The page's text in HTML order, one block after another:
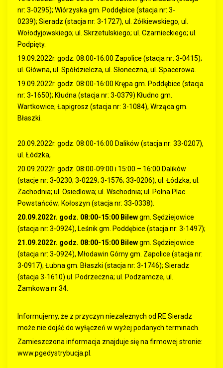
nr: 3-0295); Wiórzyska gm. Poddębice (stacja nr: 3-
0239); Sieradz (stacja nr: 3-1727), ul. Żółkiewskiego, ul.
Wołodyjowskiego; ul. Skrzetulskiego; ul. Czarnieckiego; ul.
Podpięty.
19.09.2022r. godz. 08:00-16:00 Zapolice (stacja nr: 3-0415);
ul. Główna, ul. Spółdzielcza, ul. Słoneczna, ul. Spacerowa.
19.09.2022r. godz. 08:00-16:00 Krępa gm. Poddębice (stacja
nr: 3-1650); Kłudna (stacja nr: 3-0379) Kłudno gm.
Wartkowice; Łapigrosz (stacja nr: 3-1084), Wrząca gm.
Błaszki.
20.09.2022r. godz. 08:00-16:00 Dalików (stacja nr: 33-0207),
ul. Łódzka,
20.09.2022r. godz. 08:00-09:00 i 15:00 – 16:00 Dalików
(stacje nr: 3-0230; 3-0229; 3-1576; 33-0206), ul. Łódzka, ul.
Zachodnia; ul. Osiedlowa; ul. Wschodnia; ul. Polna Plac
Powstańców; Kołoszyn (stacja nr: 33-0338).
20.09.2022r. godz. 08:00-15:00 Bilewgm. Sędziejowice
(stacja nr: 3-0924), Leśnik gm. Poddębice (stacja nr: 3-1497);
21.09.2022r. godz. 08:00-15:00 Bilewgm. Sędziejowice
(stacja nr: 3-0924), Młodawin Górny gm. Zapolice (stacja nr:
3-0917); Łubna gm. Błaszki (stacja nr: 3-1746); Sieradz
(stacja 3-1610) ul. Podrzeczna; ul. Podzamcze, ul.
Zamkowa nr 34.
Informujemy, że z przyczyn niezależnych od RE Sieradz
może nie dojść do wyłączeń w wyżej podanych terminach.
Zamieszczona informacja znajduje się na firmowej stronie:
www.pgedystrybucja.pl.